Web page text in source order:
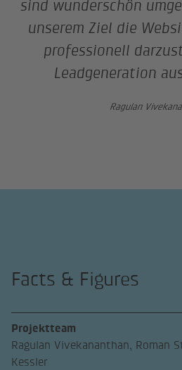
sind wunderschön
unserem Ziel die
professionell
Leadgeneration
Ragulan
Facts & Figures
Projektteam
Ragulan Vivekananthan, Roman
Kessler